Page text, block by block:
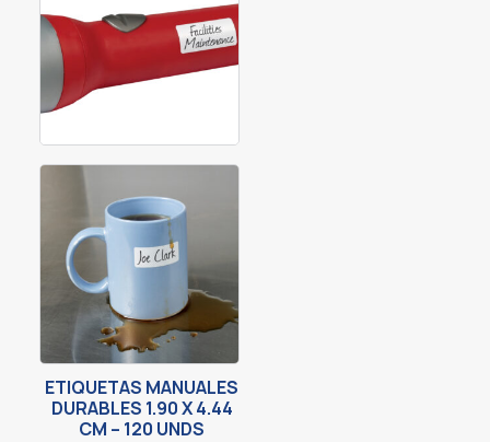
ETIQUETAS MANUALES
DURABLES 1.90 X 4.44
CM – 120 UNDS